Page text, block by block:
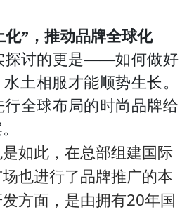
化”，推动品牌全球化
探讨的更是——如何做好
土相服才能顺势生长。
全球布局的时尚品牌给
如此，在总部组建国际
也进行了品牌推广的本
方面，是由拥有20年国